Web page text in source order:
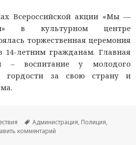
Всероссийской акции «Мы —
в культурном центре
торжественная церемония
14-летним гражданам. Главная
– воспитание у молодого
гордости за свою страну и
Метки
Администрация, Полиция,
комментарий